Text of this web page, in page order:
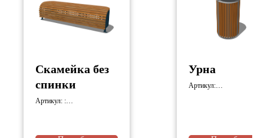
Скамейка без
спинки
Артикул: :
Урна
Артикул: